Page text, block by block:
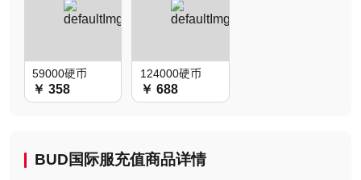
59000硬币
￥ 358
124000硬币
￥ 688
BUD国际服充值商品详情